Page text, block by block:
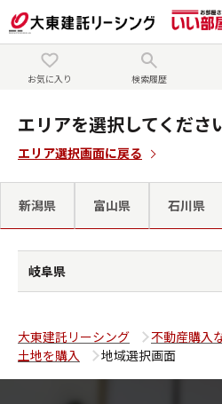
お気に入り 検索履歴
エリアを選択してくださ
エリア選択画面に戻る
新潟県 富山県 石川県
岐阜県
大東建託リーシング
不動産購入
土地を購入
地域選択画面